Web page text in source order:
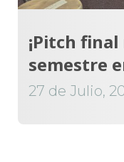
¡Pitch
semestre
27 de Julio,